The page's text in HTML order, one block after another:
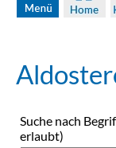
Suche nach
erlaubt)